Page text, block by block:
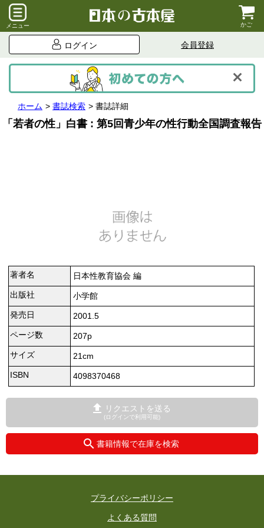
メニュー かご
ログイン 会員登録
ホーム 書誌検索 書誌詳細
「若者の性」白書 : 第5回青少年の性行動全国調査報告
著者名
日本性教育協会 編
出版社
小学館
発売日
2001.5
ページ数
207p
サイズ
21cm
ISBN
4098370468
リクエストを送る
(ログインで利用可能)
書籍情報で在庫を検索
プライバシーポリシー
よくある質問